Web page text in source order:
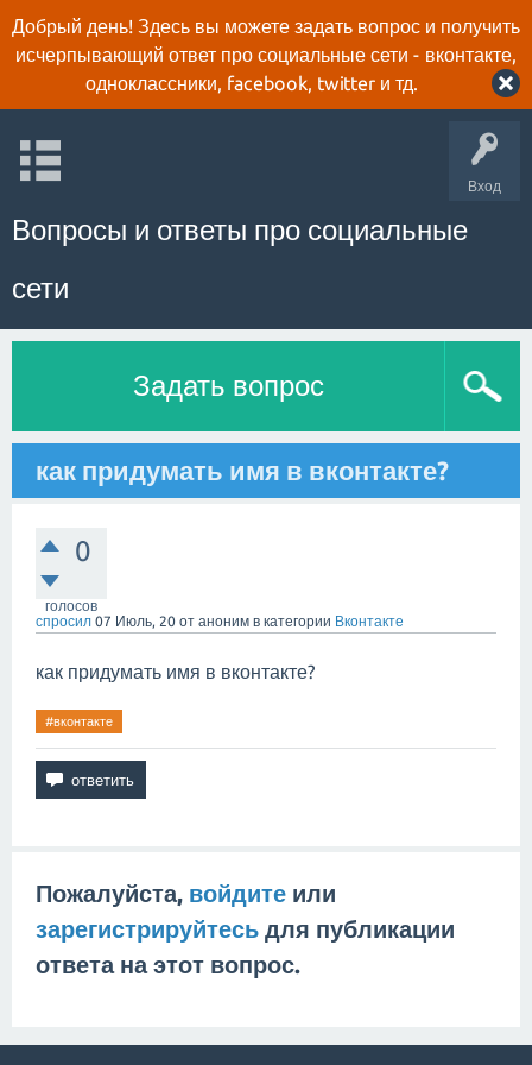
Добрый день! Здесь вы можете задать вопрос и получить
исчерпывающий ответ про социальные сети - вконтакте,
одноклассники, facebook, twitter и тд.
Вход
Вопросы и ответы про социальные
сети
Задать вопрос
как придумать имя в вконтакте?
0
голосов
спросил 07 Июль, 20 от аноним в категории Вконтакте
как придумать имя в вконтакте?
#вконтакте
Пожалуйста, войдите или
зарегистрируйтесь для публикации
ответа на этот вопрос.